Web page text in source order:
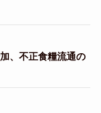
、不正食糧流通の